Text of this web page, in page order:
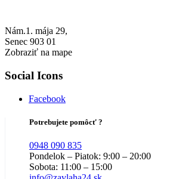
Nám.1. mája 29,
Senec 903 01
Zobraziť na mape
Social Icons
Facebook
Potrebujete pomôcť ?
0948 090 835
Pondelok – Piatok: 9:00 – 20:00
Sobota: 11:00 – 15:00